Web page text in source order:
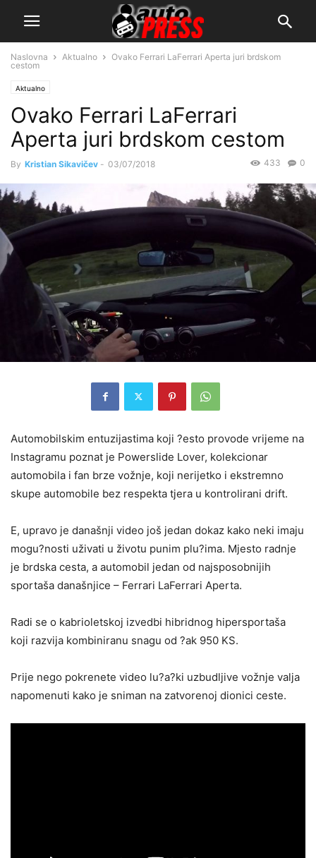
Naslovna Aktualno
Ovako Ferrari LaFerrari Aperta juri brdskom
cestom
Aktualno
Ovako Ferrari LaFerrari
Aperta juri brdskom cestom
By Kristian Sikavičev - 03/07/2018 0
433
Automobilskim entuzijastima koji ?esto provode vrijeme na
Instagramu poznat je Powerslide Lover, kolekcionar
automobila i fan brze vožnje, koji nerijetko i ekstremno
skupe automobile bez respekta tjera u kontrolirani drift.
E, upravo je današnji video još jedan dokaz kako neki imaju
mogu?nosti uživati u životu punim plu?ima. Mjesto radnje
je brdska cesta, a automobil jedan od najsposobnijih
sportaša današnjice – Ferrari LaFerrari Aperta.
Radi se o kabrioletskoj izvedbi hibridnog hipersportaša
koji razvija kombiniranu snagu od ?ak 950 KS.
Prije nego pokrenete video lu?a?ki uzbudljive vožnje valja
napomenuti kako je sniman na zatvorenoj dionici ceste.